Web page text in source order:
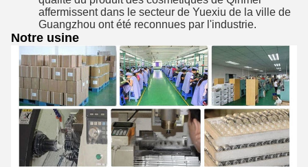
affermissent dans le secteur de Yuexiu de la ville de
Guangzhou ont été reconnues par l'industrie.
Notre usine